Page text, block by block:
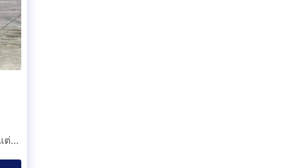
Everest 2.0 Bi-Turbo Titanium Plus 4WD 2019 รุ่นท็อปสุด แดงมุกแต่งหล่อหลักแสน พร้อมลุยทุกเส้นทาง น๊อตไม่ขยับ สวยใส มือเดียว